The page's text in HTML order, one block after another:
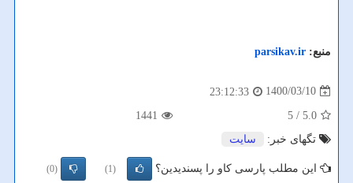
منبع: parsikav.ir
1400/03/10
23:12:33
5.0
/ 5
1441
تگهای خبر:
سایت
این مطلب پارسی کاو را پسندیدین؟ (1)
(0)